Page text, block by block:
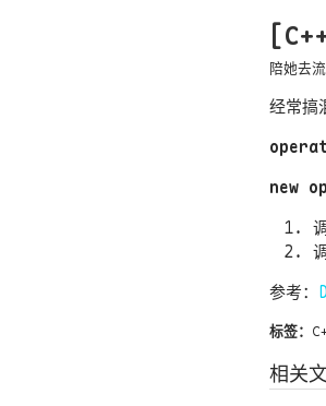
陪她去
经常搞
new
参考：
标签：
相关